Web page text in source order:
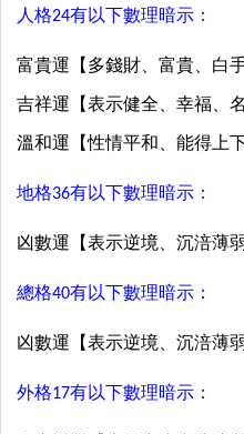
人格24有以下數理暗示：
富貴運【多錢財、富貴、白
吉祥運【表示健全、幸福、名
溫和運【性情平和、能得上下
地格36有以下數理暗示：
凶數運【表示逆境、沉涪薄
總格40有以下數理暗示：
凶數運【表示逆境、沉涪薄
外格17有以下數理暗示：